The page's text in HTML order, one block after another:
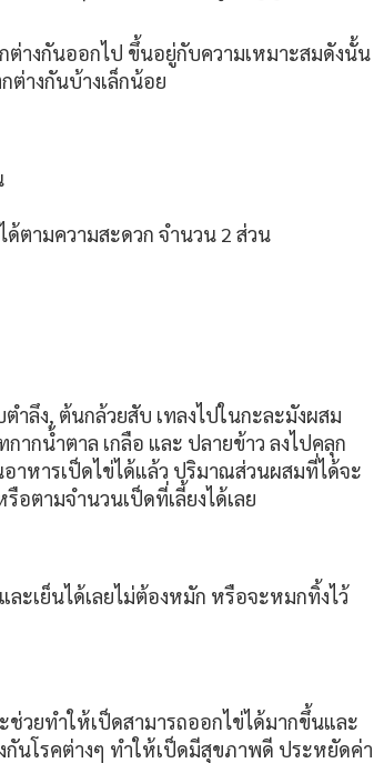
างกันออกไป ขึ้นอยู่กับความเหมาะสมดังนั้น
ต่างกันบ้างเล็กน้อย
ตามความสะดวก จำนวน 2 ส่วน
ลึง, ต้นกล้วยสับ เทลงไปในกะละมังผสม
ากน้ำตาล เกลือ และ ปลายข้าว ลงไปคลุก
าหารเป็ดไข่ได้แล้ว ปริมาณส่วนผสมที่ได้จะ
อตามจำนวนเป็ดที่เลี้ยงได้เลย
ละเย็นได้เลยไม่ต้องหมัก หรือจะหมกทิ้งไว้
ช่วยทำให้เป็ดสามารถออกไข่ได้มากขึ้นและ
นโรคต่างๆ ทำให้เป็ดมีสุขภาพดี ประหยัดค่า